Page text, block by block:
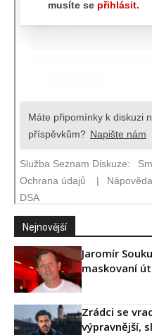
Nejnovější
Jaromír
maskovaní
Zrádci se
výpravnější,